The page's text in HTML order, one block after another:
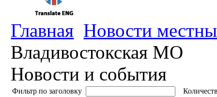
Главная Новости
Владивостокская МО
Новости и события
Фильтр по заголовку